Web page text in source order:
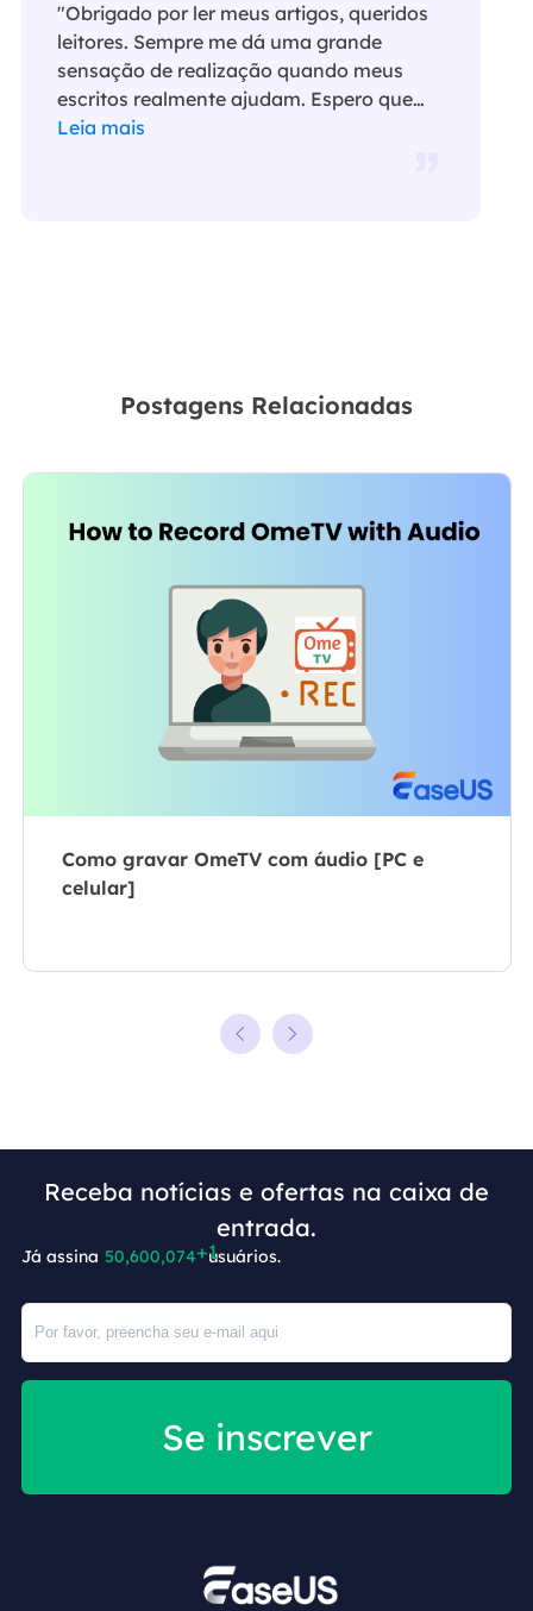
"Obrigado por ler meus artigos, queridos
leitores. Sempre me dá uma grande
sensação de realização quando meus
escritos realmente ajudam. Espero que
gostem de sua estadia no EaseUS e
Leia mais
Postagens Relacionadas
Como gravar OmeTV com áudio [PC e
celular]
Receba notícias e ofertas na caixa de
entrada.
Já assina 50,600,075 usuários.
Se inscrever